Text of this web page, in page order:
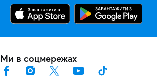
Ми в соцмережах